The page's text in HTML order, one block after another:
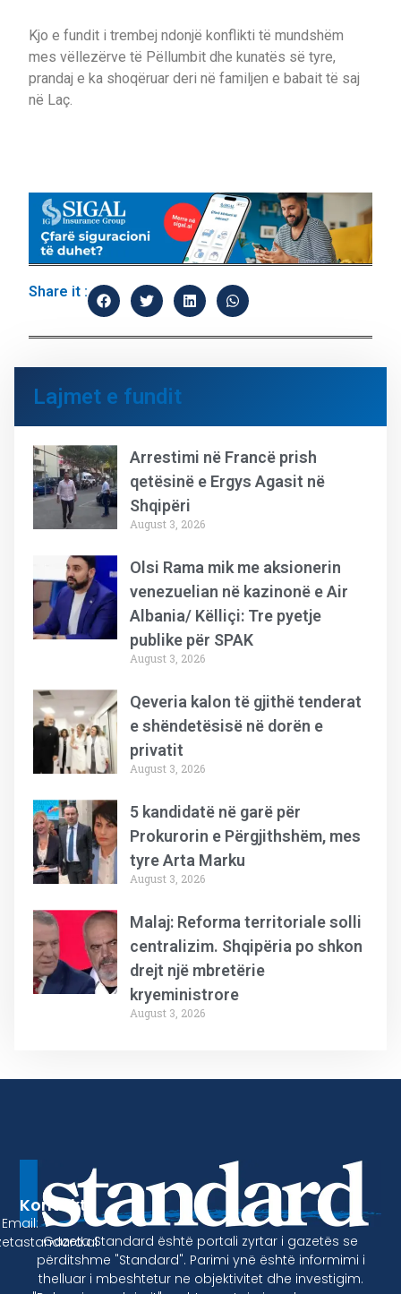
Kjo e fundit i trembej ndonjë konflikti të mundshëm
mes vëllezërve të Pëllumbit dhe kunatës së tyre,
prandaj e ka shoqëruar deri në familjen e babait të saj
në Laç.
Share it :
Lajmet e fundit
Arrestimi në Francë prish
qetësinë e Ergys Agasit në
Shqipëri
August 3, 2026
Olsi Rama mik me aksionerin
venezuelian në kazinonë e Air
Albania/ Këlliçi: Tre pyetje
publike për SPAK
August 3, 2026
Qeveria kalon të gjithë tenderat
e shëndetësisë në dorën e
privatit
August 3, 2026
5 kandidatë në garë për
Prokurorin e Përgjithshëm, mes
tyre Arta Marku
August 3, 2026
Malaj: Reforma territoriale solli
centralizim. Shqipëria po shkon
drejt një mbretërie
kryeministrore
August 3, 2026
Gazeta Standard është portali zyrtar i gazetës se
përditshme "Standard". Parimi ynë është informimi i
thelluar i mbeshtetur ne objektivitet dhe investigim.
Kontakt
Email: